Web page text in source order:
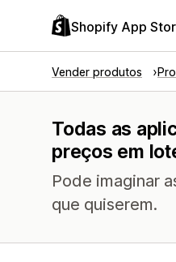
Shopify App
Vender produtos
Todas as
preços em
Pode imaginar
que quiserem.